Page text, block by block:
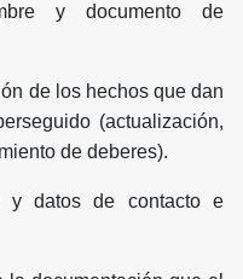
y documento de
de los hechos que dan
(actualización,
de deberes).
y datos de contacto e